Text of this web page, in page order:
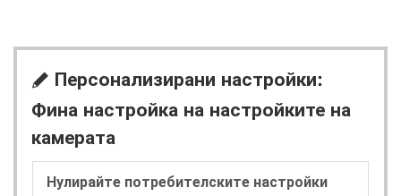
A Персонализирани настройки:
Фина настройка на настройките на
камерата
Нулирайте потребителските настройки